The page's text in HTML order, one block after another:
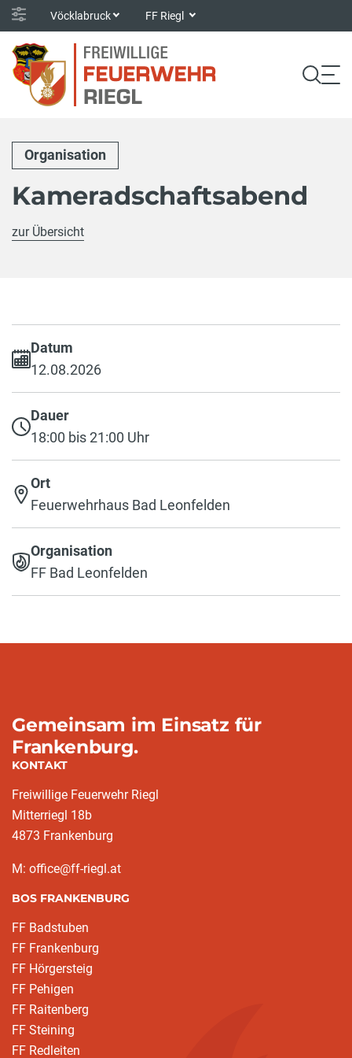
Vöcklabruck FF Riegl
Organisation
Kameradschaftsabend
zur Übersicht
Datum
12.08.2026
Dauer
18:00 bis 21:00 Uhr
Ort
Feuerwehrhaus Bad Leonfelden
Organisation
FF Bad Leonfelden
Gemeinsam im Einsatz für
Frankenburg.
KONTAKT
Freiwillige Feuerwehr Riegl
Mitterriegl 18b
4873 Frankenburg
M: office@ff-riegl.at
BOS FRANKENBURG
FF Badstuben
FF Frankenburg
FF Hörgersteig
FF Pehigen
FF Raitenberg
FF Steining
FF Redleiten